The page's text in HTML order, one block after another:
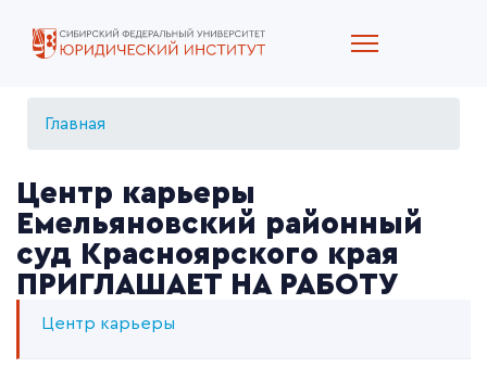
Главная
Центр карьеры
Емельяновский районный
суд Красноярского края
ПРИГЛАШАЕТ НА РАБОТУ
Центр карьеры